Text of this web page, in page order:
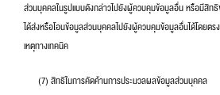
ส่วนบุคคลในรูปแบบดังกล่าวไปยังผู้ควบคุมข้อมูลอื่น หรือมีสิ
ได้ส่งหรือโอนข้อมูลส่วนบุคคลไปยังผู้ควบคุมข้อมูลอื่นได้โดยตรง
เหตุทางเทคนิค
(7) สิทธิในการคัดค้านการประมวลผลข้อมูลส่วนบุคคล